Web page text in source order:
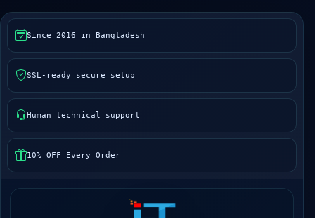
Since 2016 in Bangladesh
SSL-ready secure setup
Human technical support
10% OFF Every Order